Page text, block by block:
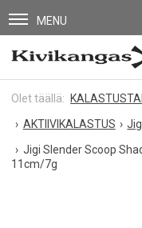
MENU
AKTIIVIKALASTUS
Jigi Slender Scoop
11cm/7g